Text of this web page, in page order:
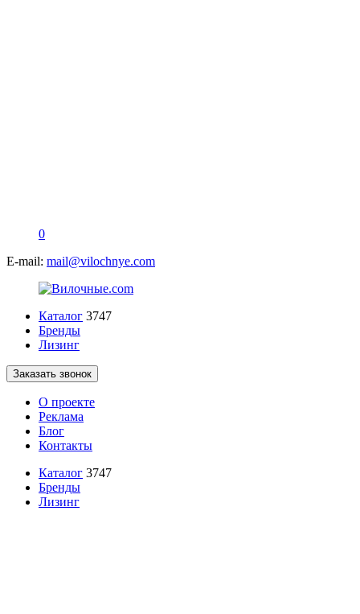
0
E-mail: mail@vilochnye.com
Каталог 3747
Бренды
Лизинг
Заказать звонок
О проекте
Реклама
Блог
Контакты
Каталог 3747
Бренды
Лизинг